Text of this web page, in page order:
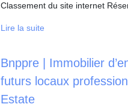
Classement du site internet
Lire la suite
Bnppre | Immobilier
futurs locaux
Estate